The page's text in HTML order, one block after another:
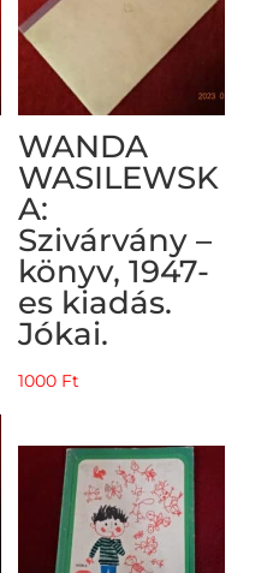
WANDA
WASILEWSK
A:
Szivárvány –
könyv, 1947-
es kiadás.
Jókai.
1000 Ft